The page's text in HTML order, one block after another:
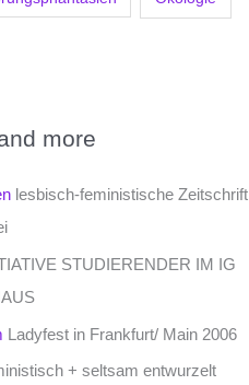
more
lesbisch-feministische Zeitschrift
STUDIERENDER IM IG
Ladyfest in Frankfurt/ Main 2006
+ seltsam entwurzelt